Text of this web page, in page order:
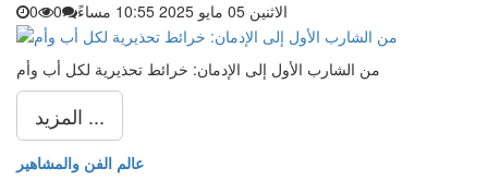
الاثنين 05 مايو 2025 10:55 مساءً 0
0
من الشارب الأول إلى الإدمان: خرائط تحذيرية لكل أب وأم
المزيد ...
عالم الفن والمشاهير